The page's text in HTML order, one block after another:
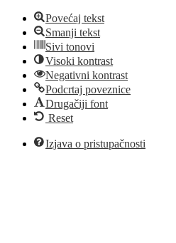
Povećaj tekst
Smanji tekst
Sivi tonovi
Visoki kontrast
Negativni kontrast
Podcrtaj poveznice
Drugačiji font
Reset
Izjava o pristupačnosti